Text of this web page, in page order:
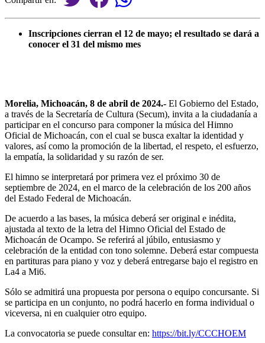
Inscripciones cierran el 12 de mayo; el resultado se dará a
conocer el 31 del mismo mes
Morelia, Michoacán, 8 de abril de 2024.- El Gobierno del Estado,
a través de la Secretaría de Cultura (Secum), invita a la ciudadanía a
participar en el concurso para componer la música del Himno
Oficial de Michoacán, con el cual se busca exaltar la identidad y
valores, así como la promoción de la libertad, el respeto, el esfuerzo,
la empatía, la solidaridad y su razón de ser.
El himno se interpretará por primera vez el próximo 30 de
septiembre de 2024, en el marco de la celebración de los 200 años
del Estado Federal de Michoacán.
De acuerdo a las bases, la música deberá ser original e inédita,
ajustada al texto de la letra del Himno Oficial del Estado de
Michoacán de Ocampo. Se referirá al júbilo, entusiasmo y
celebración de la entidad con tono solemne. Deberá estar compuesta
en partituras para piano y voz y deberá entregarse bajo el registro en
La4 a Mi6.
Sólo se admitirá una propuesta por persona o equipo concursante. Si
se participa en un conjunto, no podrá hacerlo en forma individual o
viceversa, ni en cualquier otro equipo.
La convocatoria se puede consultar en: https://bit.ly/CCCHOEM